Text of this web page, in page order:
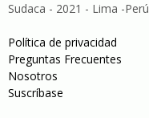
Sudaca - 2021 - Lima -Perú
Política de privacidad
Preguntas Frecuentes
Nosotros
Suscríbase